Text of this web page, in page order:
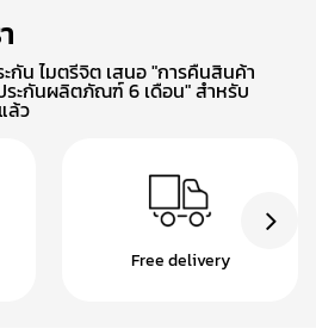
กัน ไมตรีจิต เสนอ "การคืนสินค้า
ระกันผลิตภัณฑ์ 6 เดือน" สำหรับ
ล้ว
Free delivery